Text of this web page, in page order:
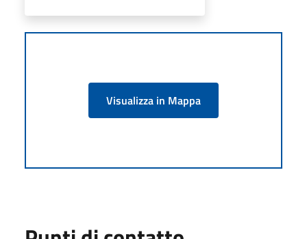
Visualizza in Mappa